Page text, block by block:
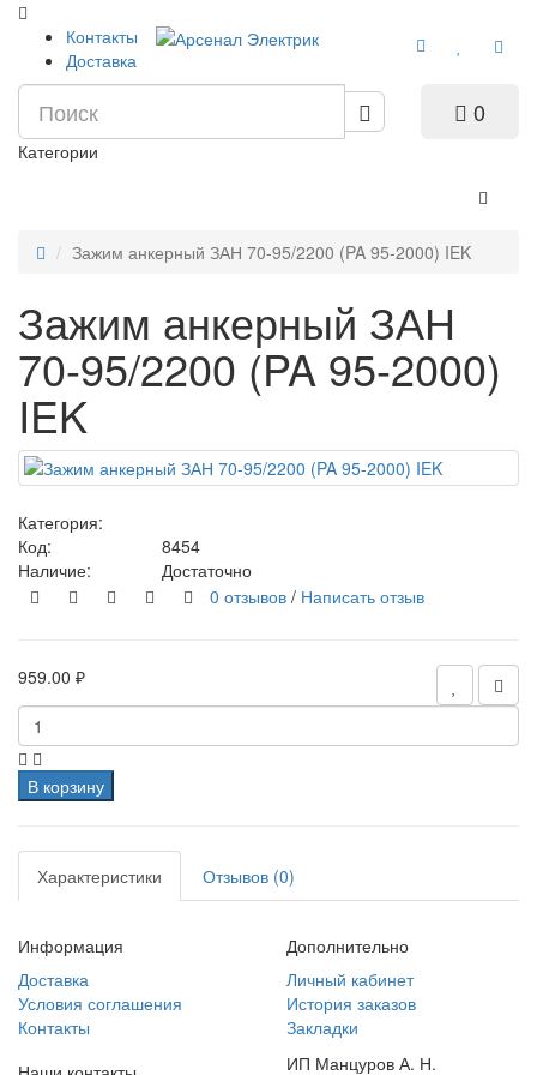
Контакты
Доставка
0
Категории
Зажим анкерный ЗАН 70-95/2200 (PA 95-2000) IEK
Зажим анкерный ЗАН
70-95/2200 (PA 95-2000)
IEK
Категория:
Код:
8454
Наличие:
Достаточно
0 отзывов / Написать отзыв
959.00 ₽
В корзину
Характеристики Отзывов (0)
Информация
Доставка
Условия соглашения
Контакты
Дополнительно
Личный кабинет
История заказов
Закладки
ИП Манцуров А. Н.